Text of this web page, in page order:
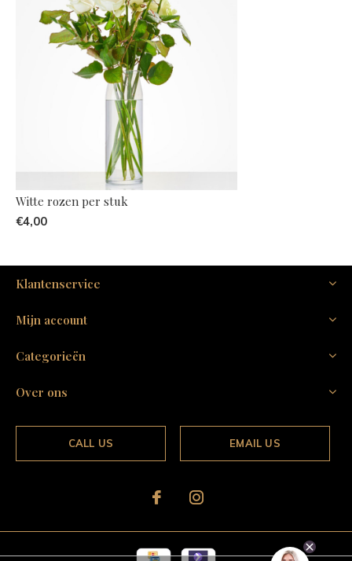
Witte rozen per stuk
€4,00
Klantenservice
Mijn account
Categorieën
Over ons
CALL US EMAIL US